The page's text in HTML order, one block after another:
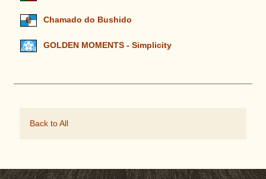
Chamado do Bushido
GOLDEN MOMENTS - Simplicity
Back to All